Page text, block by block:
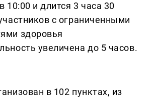
10:00 и длится 3 часа 30
с ограниченными
здоровья
увеличена до 5 часов.
в 102 пунктах, из